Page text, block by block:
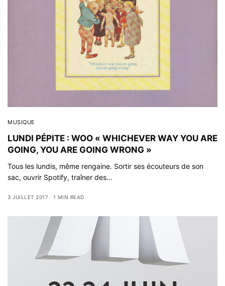
MUSIQUE
LUNDI PÉPITE : WOO « WHICHEVER WAY YOU ARE
GOING, YOU ARE GOING WRONG »
Tous les lundis, même rengaine. Sortir ses écouteurs de son
sac, ouvrir Spotify, traîner des…
3 JUILLET 2017 1 MIN READ